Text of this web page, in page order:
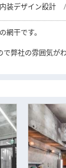
内装デザイン設計
網干です。
弊社の雰囲気が
関してあらゆる
名・キャッチコピ
デアをユニークに